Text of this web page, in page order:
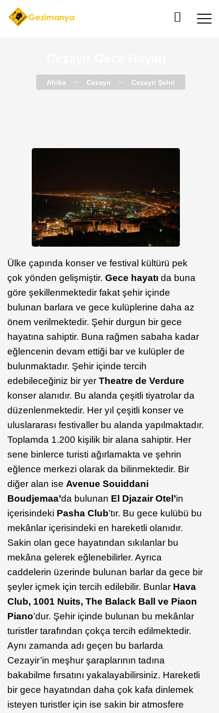
Afrika Cezayir Cezayir Şehri
Ülke çapında konser ve festival kültürü pek
çok yönden gelişmiştir. Gece hayatı da buna
göre şekillenmektedir fakat şehir içinde
bulunan barlara ve gece kulüplerine daha az
önem verilmektedir. Şehir durgun bir gece
hayatına sahiptir. Buna rağmen sabaha kadar
eğlencenin devam ettiği bar ve kulüpler de
bulunmaktadır. Şehir içinde tercih
edebileceğiniz bir yer Theatre de Verdure
konser alanıdır. Bu alanda çeşitli tiyatrolar da
düzenlenmektedir. Her yıl çeşitli konser ve
uluslararası festivaller bu alanda yapılmaktadır.
Toplamda 1.200 kişilik bir alana sahiptir. Her
sene binlerce turisti ağırlamakta ve şehrin
eğlence merkezi olarak da bilinmektedir. Bir
diğer alan ise Avenue Souiddani
Boudjemaa’da bulunan El Djazair Otel’in
içerisindeki Pasha Club’tır. Bu gece kulübü bu
mekânlar içerisindeki en hareketli olanıdır.
Sakin olan gece hayatından sıkılanlar bu
mekâna gelerek eğlenebilirler. Ayrıca
caddelerin üzerinde bulunan barlar da gece bir
şeyler içmek için tercih edilebilir. Bunlar Hava
Club, 1001 Nuits, The Balack Ball ve Piaon
Piano’dur. Şehir içinde bulunan bu mekânlar
turistler tarafından çokça tercih edilmektedir.
Aynı zamanda adı geçen bu barlarda
Cezayir’in meşhur şaraplarının tadına
bakabilme fırsatını yakalayabilirsiniz. Hareketli
bir gece hayatından daha çok kafa dinlemek
isteyen turistler için ise sakin bir atmosfere